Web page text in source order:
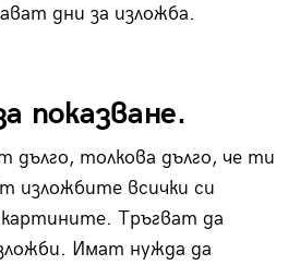
дни за изложба.
показване.
дълго, толкова дълго, че ти
изложбите всички си
Тръгват да
Имат нужда да